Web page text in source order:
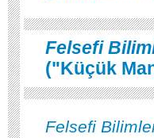
Felsefi
("Küçük
Felsefi